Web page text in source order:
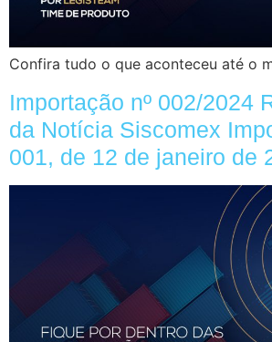
Confira tudo o que aconteceu até o
Importação nº 002/2024
da Notícia Siscomex
001, de 12 de janeiro de